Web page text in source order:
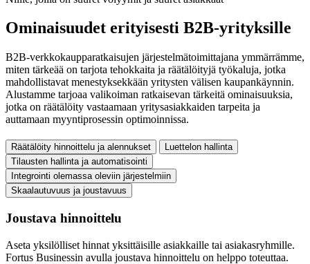
Ominaisuudet erityisesti B2B-yrityksille
B2B-verkkokaupparatkaisujen järjestelmätoimittajana ymmärrämme,
miten tärkeää on tarjota tehokkaita ja räätälöityjä työkaluja, jotka
mahdollistavat menestyksekkään yritysten välisen kaupankäynnin.
Alustamme tarjoaa valikoiman ratkaisevan tärkeitä ominaisuuksia,
jotka on räätälöity vastaamaan yritysasiakkaiden tarpeita ja
auttamaan myyntiprosessin optimoinnissa.
Räätälöity hinnoittelu ja alennukset
Luettelon hallinta
Tilausten hallinta ja automatisointi
Integrointi olemassa oleviin järjestelmiin
Skaalautuvuus ja joustavuus
Joustava hinnoittelu
Aseta yksilölliset hinnat yksittäisille asiakkaille tai asiakasryhmille.
Fortus Businessin avulla joustava hinnoittelu on helppo toteuttaa.